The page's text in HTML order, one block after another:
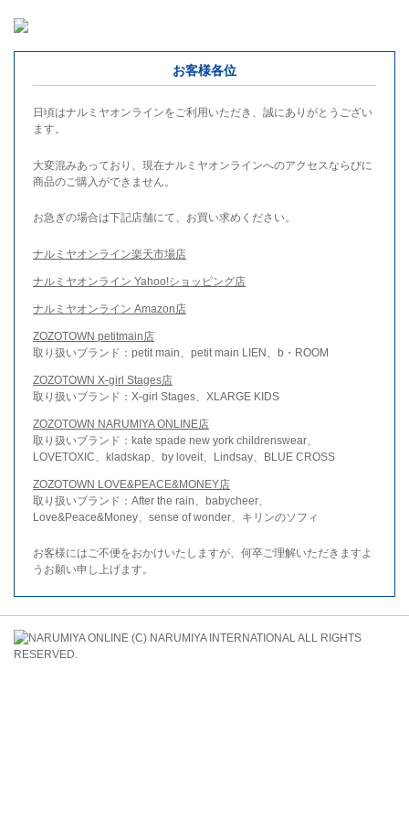
お客様各位
日頃はナルミヤオンラインをご利用いただき、誠にありがとうござい
ます。
大変混みあっており、現在ナルミヤオンラインへのアクセスならびに
商品のご購入ができません。
お急ぎの場合は下記店舗にて、お買い求めください。
ナルミヤオンライン楽天市場店
ナルミヤオンライン Yahoo!ショッピング店
ナルミヤオンライン Amazon店
ZOZOTOWN petitmain店
取り扱いブランド：petit main、petit main LIEN、b・ROOM
ZOZOTOWN X-girl Stages店
取り扱いブランド：X-girl Stages、XLARGE KIDS
ZOZOTOWN NARUMIYA ONLINE店
取り扱いブランド：kate spade new york childrenswear、
LOVETOXIC、kladskap、by loveit、Lindsay、BLUE CROSS
ZOZOTOWN LOVE&PEACE&MONEY店
取り扱いブランド：After the rain、babycheer、
Love&Peace&Money、sense of wonder、キリンのソフィ
お客様にはご不便をおかけいたしますが、何卒ご理解いただきますよ
うお願い申し上げます。